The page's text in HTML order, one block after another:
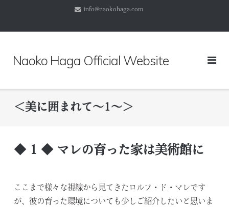
テ
キ
info@naokohaga.com
Naoko Haga Official Website
＜美に囲まれて～1～＞
◆ 1 ◆ マレの育った家は美術館に
ここまで様々な視線から見てきたロルフ・ド・マレです
が、彼の育った環境についても少しご紹介したいと思いま